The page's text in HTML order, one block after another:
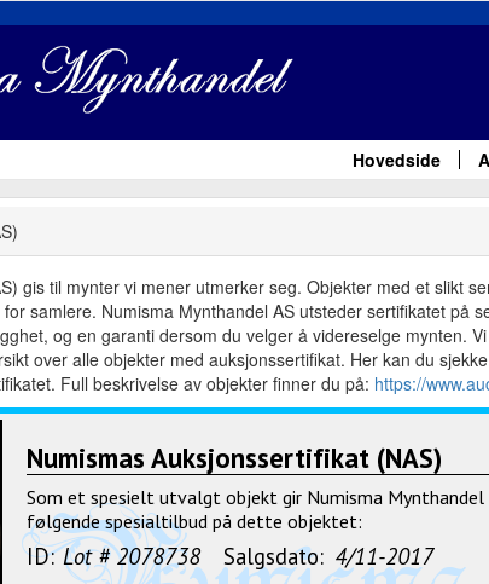
Hovedside
gis til mynter vi mener utmerker seg. Objekter med et slikt
samlere. Numisma Mynthandel AS utsteder sertifikatet på
og en garanti dersom du velger å videreselge mynten.
over alle objekter med auksjonssertifikat. Her kan du
Full beskrivelse av objekter finner du på: https://